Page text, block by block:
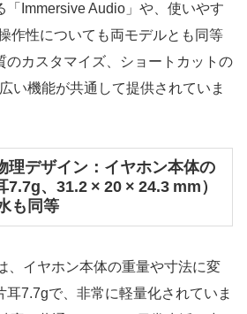
「Immersive Audio」や、使いやす
作性についても両モデルとも同等
のカスタマイズ、ショートカットの
い機能が共通して提供されていま
理デザイン：イヤホン本体の
、31.2 × 20 × 24.3 mm）
も同等
、イヤホン本体の重量や寸法に変
耳7.7gで、非常に軽量化されていま